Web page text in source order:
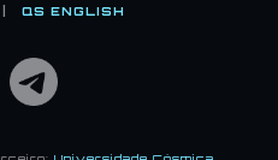
QS ENGLISH